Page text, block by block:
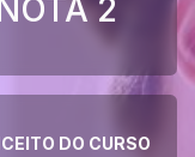
2
DO CURSO